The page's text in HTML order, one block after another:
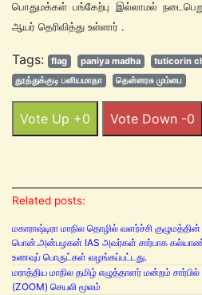
பொதுமக்கள் பங்கேற்பு இல்லாமல்
ஆயர் தெரிவித்து உள்ளார் .
Tags: flag paniya madha tuticorin
தூத்துக்குடி பனியமாதா
தென்னரசு மும்பை
Vote Up +0 Vote Down -0
Related posts:
மகாராஷ்டிரா மாநில தொழில் வளர்ச்சி
பொன்.அன்பழகன் IAS அவர்கள் சார்பாக கல்யாண்-
உணவுப் பொருட்கள் வழங்கப்பட்டது.
மராத்திய மாநில தமிழ் எழுத்தாளர் மன்றம்
(ZOOM) செயலி மூலம்